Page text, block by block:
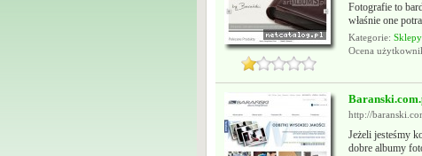
Fotografie to
właśnie one
Kategorie:
Ocena
http://
Jeżeli jesteśmy
dobre albumy